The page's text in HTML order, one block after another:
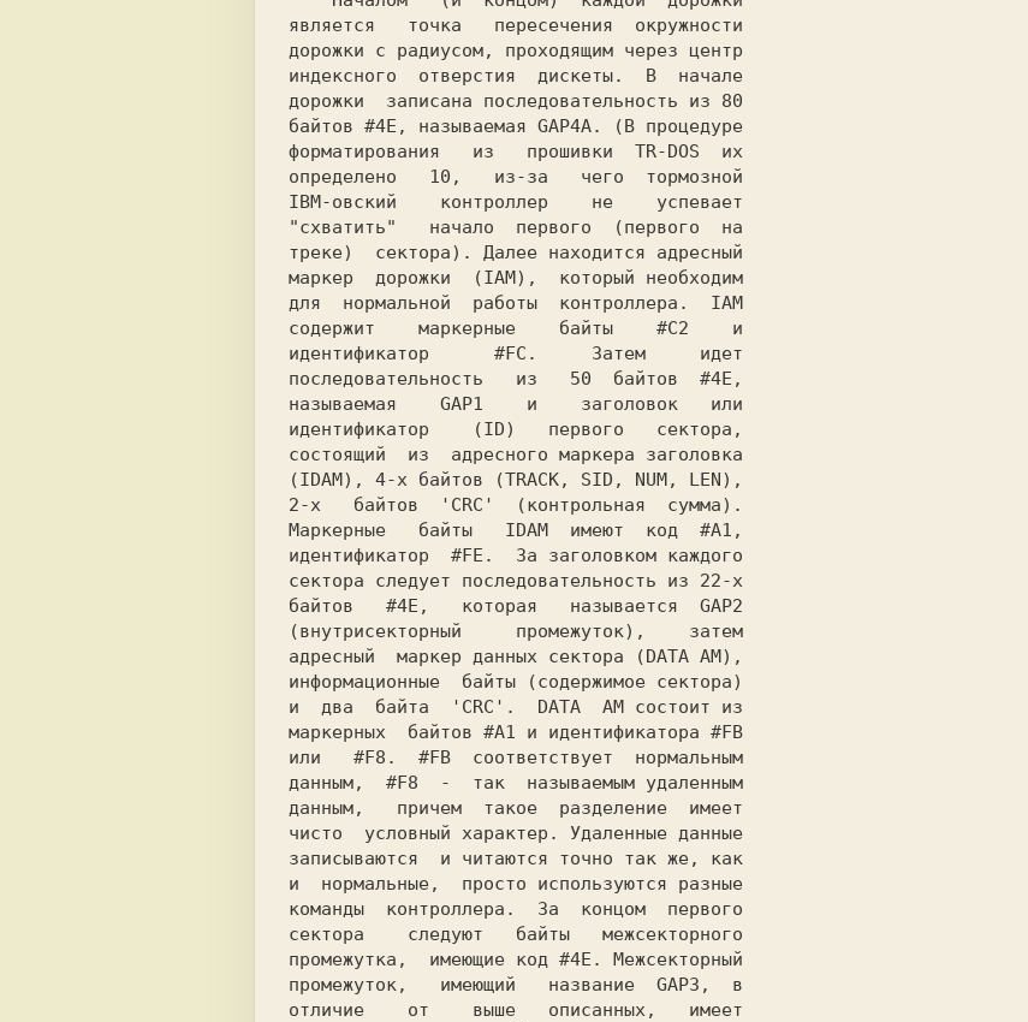
является   точка   пересечения  окружности
дорожки с радиусом, проходящим через центр
индексного  отверстия  дискеты.  В  начале
дорожки  записана последовательность из 80
байтов #4E, называемая GAP4A. (В процедуре
форматирования   из   прошивки  TR-DOS  их
определено   10,   из-за   чего  тормозной
IBM-овский    контроллер    не    успевает
"схватить"   начало  первого  (первого  на
треке)  сектора). Далее находится адресный
маркер  дорожки  (IAM),  который необходим
для  нормальной  работы  контроллера.  IAM
содержит    маркерные    байты    #C2    и
идентификатор      #FC.     Затем     идет
последовательность   из   50  байтов  #4E,
называемая    GAP1    и    заголовок   или
идентификатор    (ID)   первого   сектора,
состоящий  из  адресного маркера заголовка
(IDAM), 4-х байтов (TRACK, SID, NUM, LEN),
2-х   байтов  'CRC'  (контрольная  сумма).
Маркерные   байты   IDAM  имеют  код  #A1,
идентификатор  #FE.  За заголовком каждого
сектора следует последовательность из 22-х
байтов   #4E,   которая   называется  GAP2
(внутрисекторный     промежуток),    затем
адресный  маркер данных сектора (DATA AM),
информационные  байты (содержимое сектора)
и  два  байта  'CRC'.  DATA  AM состоит из
маркерных  байтов #A1 и идентификатора #FB
или   #F8.  #FB  соответствует  нормальным
данным,  #F8  -  так  называемым удаленным
данным,   причем  такое  разделение  имеет
чисто  условный характер. Удаленные данные
записываются  и читаются точно так же, как
и  нормальные,  просто используются разные
команды  контроллера.  За  концом  первого
сектора    следуют   байты   межсекторного
промежутка,  имеющие код #4E. Межсекторный
промежуток,   имеющий   название  GAP3,  в
отличие    от    выше   описанных,   имеет